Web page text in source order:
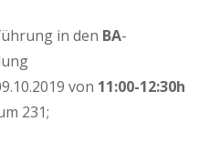
in den BA-
von 11:00-12:30h
231;